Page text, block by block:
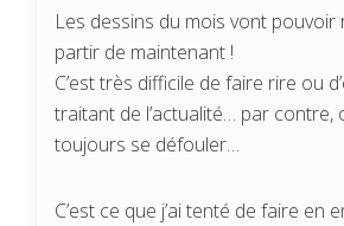
Les dessins du mois vont pouvoir
partir de maintenant !
C’est très difficile de faire rire ou
traitant de l’actualité… par contre,
toujours se défouler…
C’est ce que j’ai tenté de faire en